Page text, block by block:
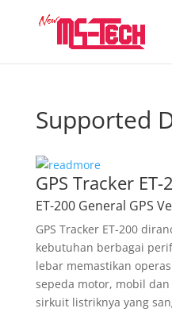
Supported
GPS Tracker ET-
ET-200 General GPS
GPS Tracker ET-200
kebutuhan berbagai
lebar memastikan
sepeda motor, mobil
sirkuit listriknya yang